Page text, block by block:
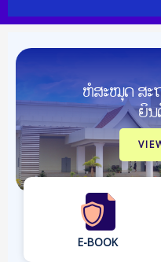
ຫໍສະໝຸດ ສະ
ຍິ
E-BOOK